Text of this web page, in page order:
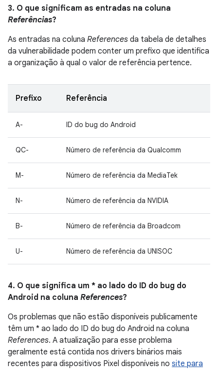
3. O que significam as entradas na coluna
Referências?
As entradas na coluna References da tabela de detalhes
da vulnerabilidade podem conter um prefixo que identifica
a organização à qual o valor de referência pertence.
Prefixo Referência
A- ID do bug do Android
QC- Número de referência da Qualcomm
M- Número de referência da MediaTek
N- Número de referência da NVIDIA
B- Número de referência da Broadcom
U- Número de referência da UNISOC
4. O que significa um * ao lado do ID do bug do
Android na coluna References?
Os problemas que não estão disponíveis publicamente
têm um * ao lado do ID do bug do Android na coluna
References. A atualização para esse problema
geralmente está contida nos drivers binários mais
recentes para dispositivos Pixel disponíveis no site para